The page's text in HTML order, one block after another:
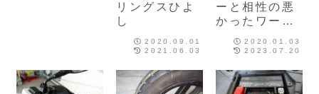
リングスひよ
し
2020.09.01
2021.06.03
ーと相性の悪
かったワーク
ブの話
2020.01.03
2023.07.20